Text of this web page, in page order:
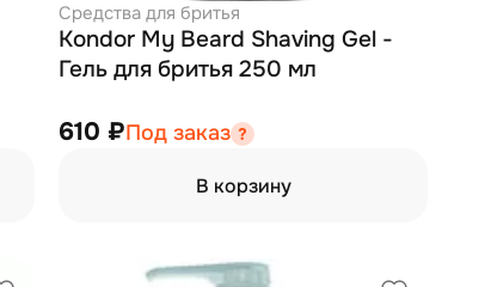
Средства для бритья
Kondor My Beard Shaving Gel -
Гель для бритья 250 мл
610 ₽Под заказ
В корзину